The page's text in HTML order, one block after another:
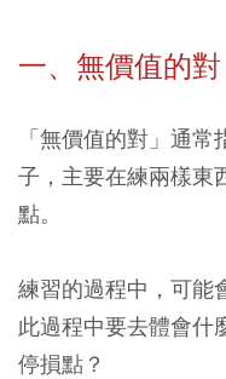
一、無價值的對
「無價值的對」通
子，主要在練兩樣東
點。
練習的過程中，可能
此過程中要去體會什
停損點？